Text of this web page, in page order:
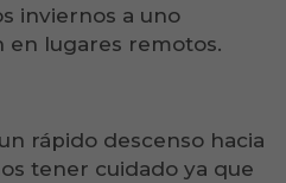
inviernos a uno
en lugares remotos.
rápido descenso hacia
tener cuidado ya que